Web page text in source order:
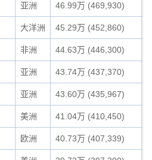
亚洲 46.99万 (469,930)
大洋洲 45.29万 (452,860)
非洲 44.63万 (446,300)
亚洲 43.74万 (437,370)
亚洲 43.60万 (435,967)
美洲 41.04万 (410,450)
欧洲 40.73万 (407,339)